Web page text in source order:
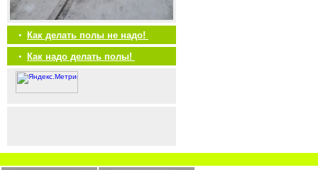
•
Как делать полы не надо!
•
Как надо делать полы!